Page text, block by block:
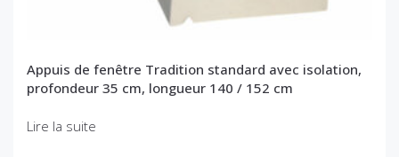
Appuis de fenêtre Tradition standard avec isolation,
profondeur 35 cm, longueur 140 / 152 cm
Lire la suite